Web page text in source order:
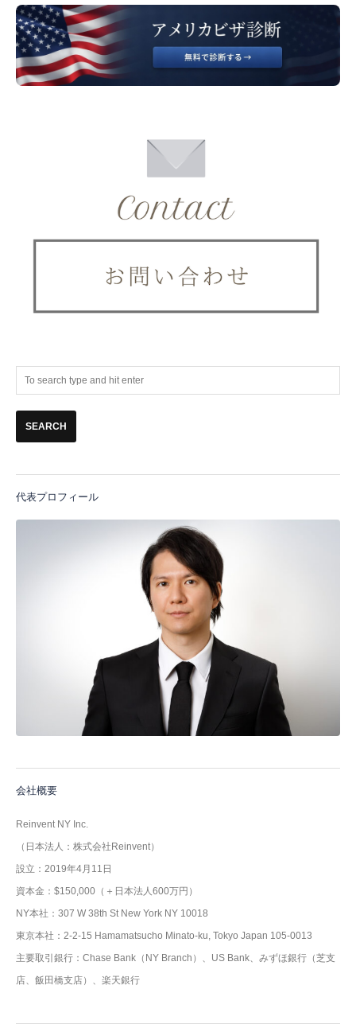
代表プロフィール
会社概要
Reinvent NY Inc.
（日本法人：株式会社Reinvent）
設立：2019年4月11日
資本金：$150,000（＋日本法人600万円）
NY本社：307 W 38th St New York NY 10018
東京本社：2-2-15 Hamamatsucho Minato-ku, Tokyo Japan 105-0013
主要取引銀行：Chase Bank（NY Branch）、US Bank、みずほ銀行（芝支
店、飯田橋支店）、楽天銀行